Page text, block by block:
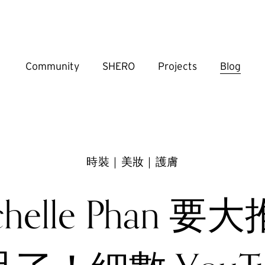
Community SHERO Projects Blog
Phan 要大
時裝｜美妝｜護膚